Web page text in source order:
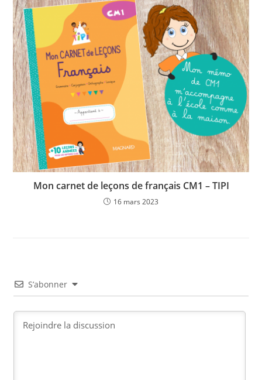
Mon carnet de leçons de français CM1 – TIPI
16 mars 2023
S’abonner